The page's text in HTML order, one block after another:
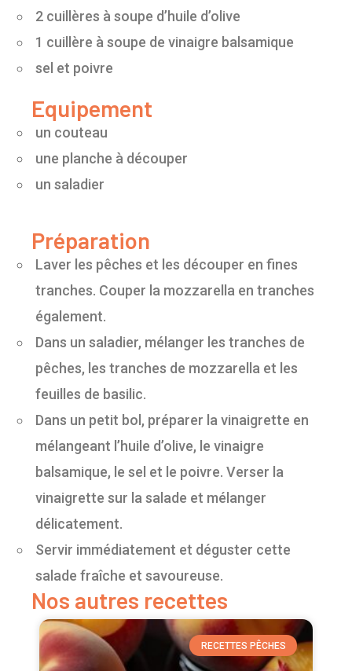
2 cuillères à soupe d’huile d’olive
1 cuillère à soupe de vinaigre balsamique
sel et poivre
Equipement
un couteau
une planche à découper
un saladier
Préparation
Laver les pêches et les découper en fines
tranches. Couper la mozzarella en tranches
également.
Dans un saladier, mélanger les tranches de
pêches, les tranches de mozzarella et les
feuilles de basilic.
Dans un petit bol, préparer la vinaigrette en
mélangeant l’huile d’olive, le vinaigre
balsamique, le sel et le poivre. Verser la
vinaigrette sur la salade et mélanger
délicatement.
Servir immédiatement et déguster cette
salade fraîche et savoureuse.
Nos autres recettes
RECETTES PÊCHES